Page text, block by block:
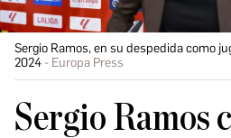
Sergio Ramos, en su despedida como
2024
Europa Press
Sergio Ramos